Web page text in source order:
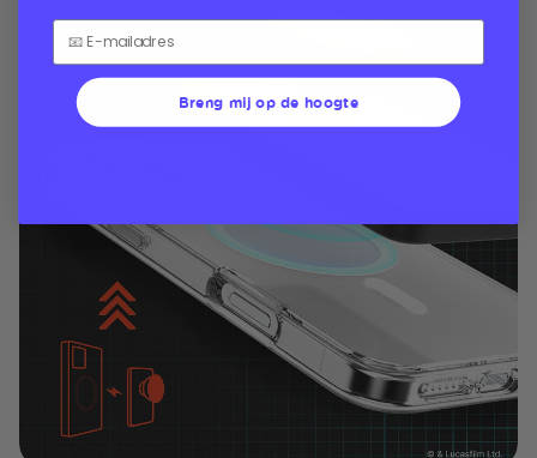
Breng mij op de hoogte